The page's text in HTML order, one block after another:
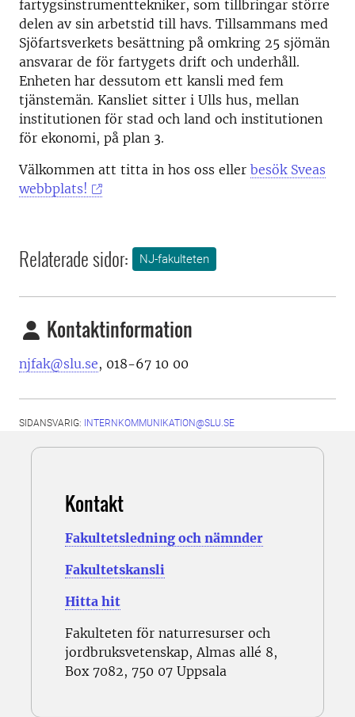
fartygsinstrumenttekniker, som tillbringar större
delen av sin arbetstid till havs. Tillsammans med
Sjöfartsverkets besättning på omkring 25 sjömän
ansvarar de för fartygets drift och underhåll.
Enheten har dessutom ett kansli med fem
tjänstemän. Kansliet sitter i Ulls hus, mellan
institutionen för stad och land och institutionen
för ekonomi, på plan 3.
Välkommen att titta in hos oss eller besök Sveas
webbplats!
Relaterade sidor: NJ-fakulteten
Kontaktinformation
njfak@slu.se, 018-67 10 00
SIDANSVARIG: INTERNKOMMUNIKATION@SLU.SE
Kontakt
Fakultetsledning och nämnder
Fakultetskansli
Hitta hit
Fakulteten för naturresurser och
jordbruksvetenskap, Almas allé 8,
Box 7082, 750 07 Uppsala